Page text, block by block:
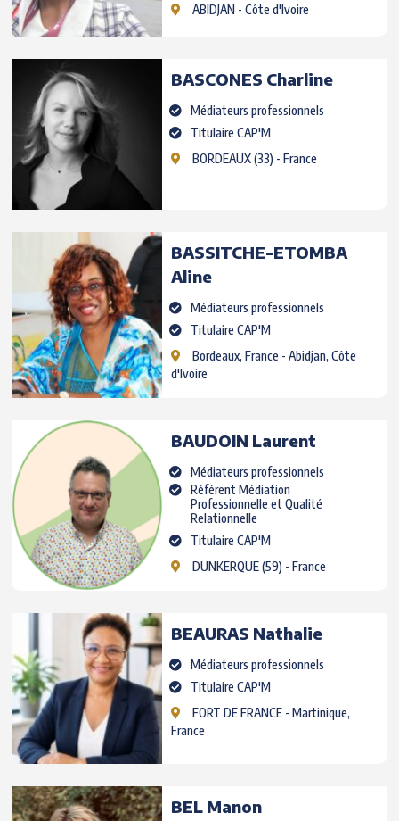
ABIDJAN - Côte d'Ivoire
BASCONES Charline
Médiateurs professionnels
Titulaire CAP'M
BORDEAUX(33) - France
BASSITCHE-ETOMBA
Aline
Médiateurs professionnels
Titulaire CAP'M
Bordeaux, France - Abidjan, Côte
d'Ivoire
BAUDOIN Laurent
Médiateurs professionnels
Référent Médiation
Professionnelle et Qualité
Relationnelle
Titulaire CAP'M
DUNKERQUE(59) - France
BEAURAS Nathalie
Médiateurs professionnels
Titulaire CAP'M
FORT DE FRANCE- Martinique,
France
BEL Manon